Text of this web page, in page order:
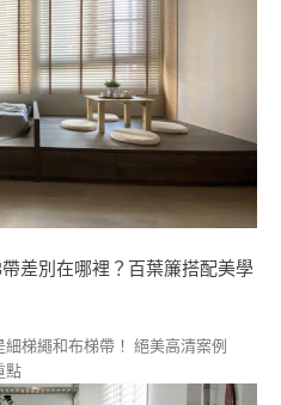
差別在哪裡？百葉簾搭配美學
梯繩和布梯帶！ 絕美高清案例
點